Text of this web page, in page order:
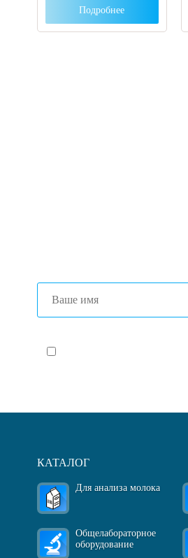
Подробнее
КАТАЛОГ
Для анализа молока
Общелабораторное
оборудование